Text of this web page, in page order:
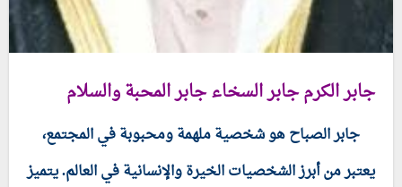
جابر الكرم جابر السخاء جابر المحبة والسلام
جابر الصباح هو شخصية ملهمة ومحبوبة في المجتمع،
يعتبر من أبرز الشخصيات الخيرة والإنسانية في العالم. يتميز